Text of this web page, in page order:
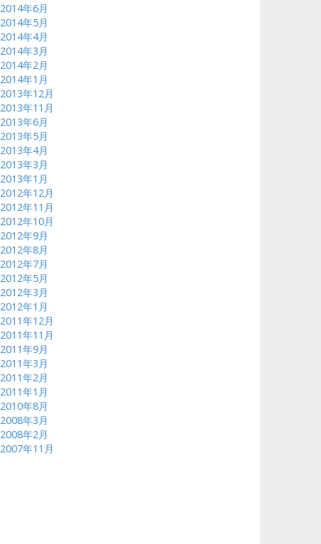
2014年6月
2014年5月
2014年4月
2014年3月
2014年2月
2014年1月
2013年12月
2013年11月
2013年6月
2013年5月
2013年4月
2013年3月
2013年1月
2012年12月
2012年11月
2012年10月
2012年9月
2012年8月
2012年7月
2012年5月
2012年3月
2012年1月
2011年12月
2011年11月
2011年9月
2011年3月
2011年2月
2011年1月
2010年8月
2008年3月
2008年2月
2007年11月